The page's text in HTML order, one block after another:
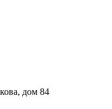
дом 84